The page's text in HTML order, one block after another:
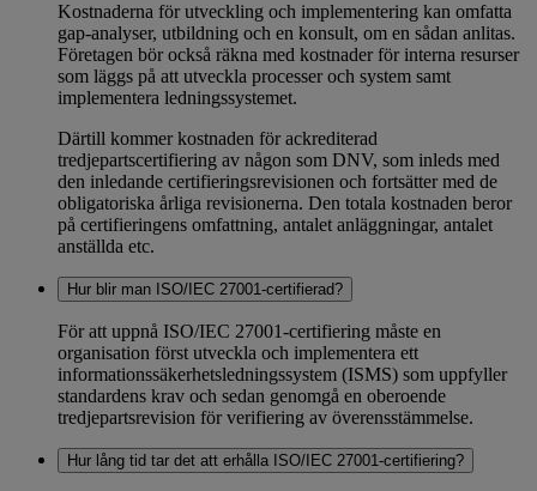
Kostnaderna för utveckling och implementering kan omfatta
gap-analyser, utbildning och en konsult, om en sådan anlitas.
Företagen bör också räkna med kostnader för interna resurser
som läggs på att utveckla processer och system samt
implementera ledningssystemet.
Därtill kommer kostnaden för ackrediterad
tredjepartscertifiering av någon som DNV, som inleds med
den inledande certifieringsrevisionen och fortsätter med de
obligatoriska årliga revisionerna. Den totala kostnaden beror
på certifieringens omfattning, antalet anläggningar, antalet
anställda etc.
Hur blir man ISO/IEC 27001-certifierad?
För att uppnå ISO/IEC 27001-certifiering måste en
organisation först utveckla och implementera ett
informationssäkerhetsledningssystem (ISMS) som uppfyller
standardens krav och sedan genomgå en oberoende
tredjepartsrevision för verifiering av överensstämmelse.
Hur lång tid tar det att erhålla ISO/IEC 27001-certifiering?